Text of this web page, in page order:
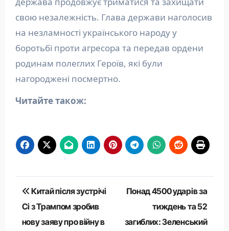
свою незалежність. Глава держави наголосив
на незламності українського народу у
боротьбі проти агресора та передав ордени
родинам полеглих Героїв, які були
нагороджені посмертно.
Читайте також:
Навігація
записів
Китай після зустрічі
Сі з Трампом зробив
нову заяву про війну в
Понад 4500 ударів за
тиждень та 52
загиблих: Зеленський